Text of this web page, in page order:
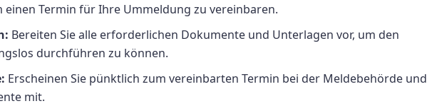
Termin für Ihre Ummeldung zu vereinbaren.
Bereiten Sie alle erforderlichen Dokumente und Unterlagen vor, um den
durchführen zu können.
Erscheinen Sie pünktlich zum vereinbarten Termin bei der Meldebehörde und
mit.